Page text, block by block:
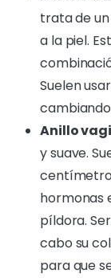
trata de
a la piel.
Suelen
Anillo
y suave.
hormonas
píldora.
cabo su
para que